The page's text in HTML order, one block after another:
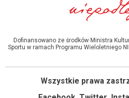
Dofinansowano ze środków Ministra
Sportu w ramach Programu Wieloletniego
Wszystkie prawa